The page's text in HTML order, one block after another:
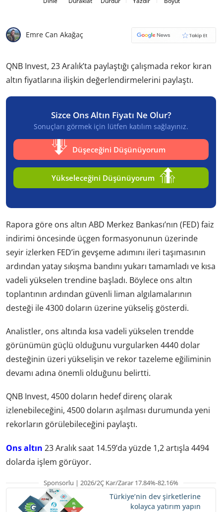
Emre Can Akağaç
QNB Invest, 23 Aralık’ta paylaştığı çalışmada rekor kıran
altın fiyatlarına ilişkin değerlendirmelerini paylaştı.
Sizce Ons Altın Fiyatı Ne Olur?
Sonuçları görmek için lütfen katılım sağlayınız.
Düşeceğini Düşünüyorum
Yükseleceğini Düşünüyorum
Rapora göre ons altın ABD Merkez Bankası’nın (FED) faiz
indirimi öncesinde üçgen formasyonunun üzerinde
seyir izlerken FED’in gevşeme adımını ileri taşımasının
ardından yatay sıkışma bandını yukarı tamamladı ve kısa
vadeli yükselen trendine başladı. Böylece ons altın
toplantının ardından güvenli liman algılamalarının
desteği ile 4300 doların üzerine yükseliş gösterdi.
Analistler, ons altında kısa vadeli yükselen trendde
görünümün güçlü olduğunu vurgularken 4440 dolar
desteğinin üzeri yükselişin ve rekor tazeleme eğiliminin
devamı adına önemli olduğunu belirtti.
QNB Invest, 4500 doların hedef direnç olarak
izlenebileceğini, 4500 doların aşılması durumunda yeni
rekorların görülebileceğini paylaştı.
Ons altın 23 Aralık saat 14.59’da yüzde 1,2 artışla 4494
dolarda işlem görüyor.
Sponsorlu | 2026/2Ç Kar/Zarar 17.84%-82.16%
Türkiye’nin dev şirketlerine
kolayca yatırım yapın